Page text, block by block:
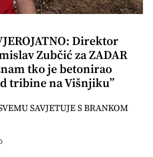
Direktor
Zubčić za ZADAR
tko je betonirao
tribine na Višnjiku”
SAVJETUJE S BRANKOM